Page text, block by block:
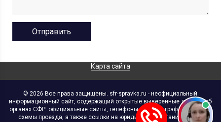
Карта сайта
© 2026 Все права защищены. sfr-spravka.ru - неофициальный
информационный сайт, содержащий открытые выверенные данные об
органах СФР: официальные сайты, телефоны, адреса, графики работы,
схемы проезда, а также ссылки на юридические организации. В